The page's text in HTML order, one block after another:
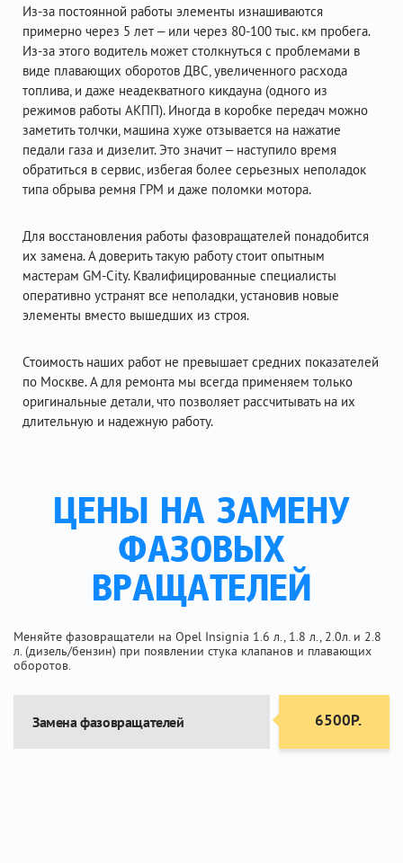
Из-за постоянной работы элементы изнашиваются
примерно через 5 лет – или через 80-100 тыс. км пробега.
Из-за этого водитель может столкнуться с проблемами в
виде плавающих оборотов ДВС, увеличенного расхода
топлива, и даже неадекватного кикдауна (одного из
режимов работы АКПП). Иногда в коробке передач можно
заметить толчки, машина хуже отзывается на нажатие
педали газа и дизелит. Это значит – наступило время
обратиться в сервис, избегая более серьезных неполадок
типа обрыва ремня ГРМ и даже поломки мотора.
Для восстановления работы фазовращателей понадобится
их замена. А доверить такую работу стоит опытным
мастерам GM-City. Квалифицированные специалисты
оперативно устранят все неполадки, установив новые
элементы вместо вышедших из строя.
Стоимость наших работ не превышает средних показателей
по Москве. А для ремонта мы всегда применяем только
оригинальные детали, что позволяет рассчитывать на их
длительную и надежную работу.
ЦЕНЫ НА ЗАМЕНУ
ФАЗОВЫХ
ВРАЩАТЕЛЕЙ
Меняйте фазовращатели на Opel Insignia 1.6 л., 1.8 л., 2.0л. и 2.8
л. (дизель/бензин) при появлении стука клапанов и плавающих
оборотов.
Замена фазовращателей 6500Р.